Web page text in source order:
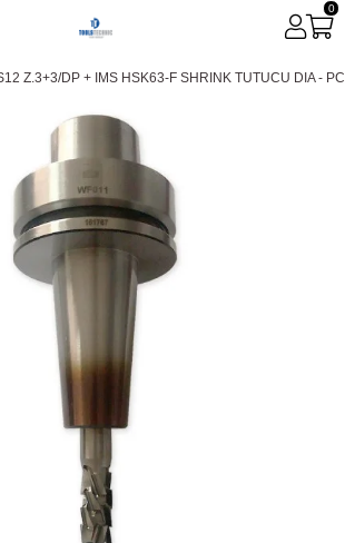
0
Z.3+3/DP + IMS HSK63-F SHRINK TUTUCU DIA -